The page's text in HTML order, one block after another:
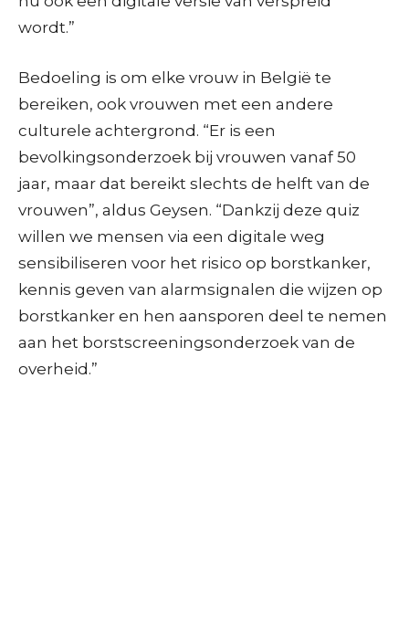
wordt.”
Bedoeling is om elke vrouw in België te
bereiken, ook vrouwen met een andere
culturele achtergrond. “Er is een
bevolkingsonderzoek bij vrouwen vanaf 50
jaar, maar dat bereikt slechts de helft van de
vrouwen”, aldus Geysen. “Dankzij deze quiz
willen we mensen via een digitale weg
sensibiliseren voor het risico op borstkanker,
kennis geven van alarmsignalen die wijzen op
borstkanker en hen aansporen deel te nemen
aan het borstscreeningsonderzoek van de
overheid.”